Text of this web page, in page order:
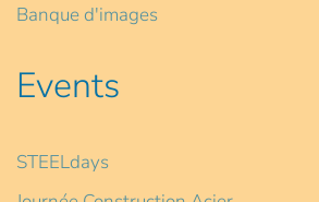
Banque d'images
Events
STEELdays